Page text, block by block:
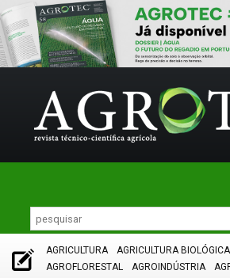
AGRICULTURA AGRICULTURA BIOLÓGICA
AGROFLORESTAL
AGROINDÚSTRIA